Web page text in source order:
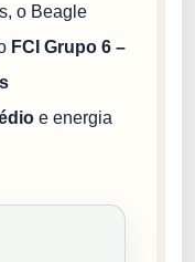
o Beagle
FCI Grupo 6 –
e energia